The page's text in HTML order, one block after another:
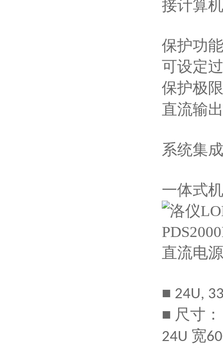
接计算
保护功能
可设定
保护极
直流输
系统集
一体式
■ 24U,
■ 尺寸：
24U 宽